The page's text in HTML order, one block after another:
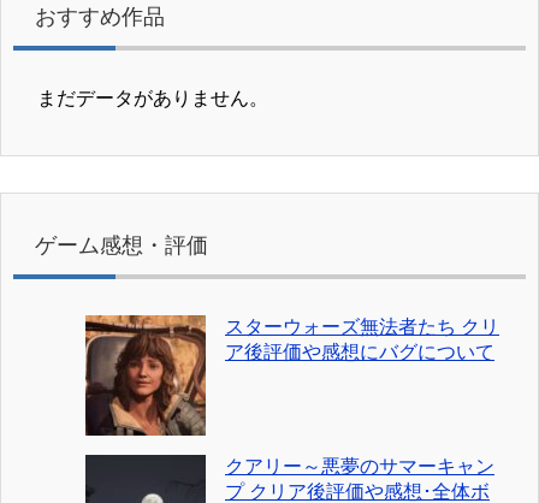
おすすめ作品
まだデータがありません。
ゲーム感想・評価
スターウォーズ無法者たち クリ
ア後評価や感想にバグについて
クアリー～悪夢のサマーキャン
プ クリア後評価や感想･全体ボ